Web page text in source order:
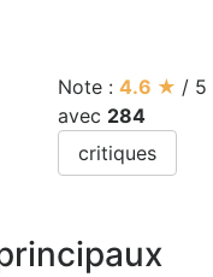
Note : 4.6 ★ / 5
avec 284
critiques